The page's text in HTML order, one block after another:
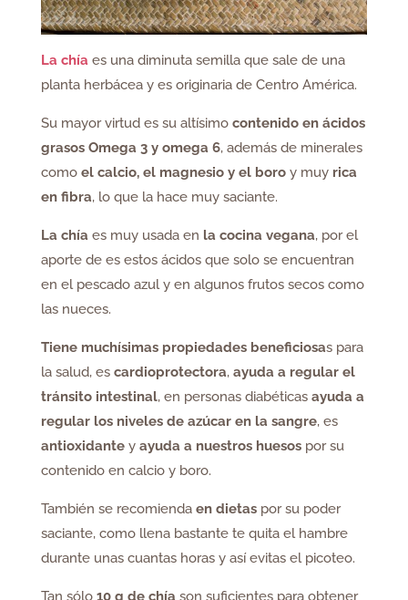
La chía es una diminuta semilla que sale de una
planta herbácea y es originaria de Centro América.
Su mayor virtud es su altísimo contenido en ácidos
grasos Omega 3 y omega 6, además de minerales
como el calcio, el magnesio y el boroy muyrica
en fibra, lo que la hace muy saciante.
La chía es muy usada en la cocina vegana, por el
aporte de es estos ácidos que solo se encuentran
en el pescado azul y en algunos frutos secos como
las nueces.
Tiene muchísimas propiedades beneficiosas para
la salud, es cardioprotectora, ayuda a regular el
tránsito intestinal, en personas diabéticasayuda a
regular los niveles de azúcar en la sangre, es
antioxidantey ayuda a nuestros huesospor su
contenido en calcio y boro.
También se recomienda en dietaspor su poder
saciante, como llena bastante te quita el hambre
durante unas cuantas horas y así evitas el picoteo.
Tan sólo10 g de chía son suficientes para obtener